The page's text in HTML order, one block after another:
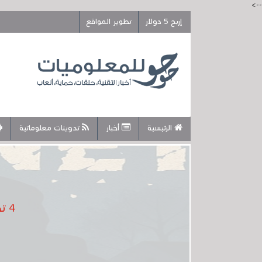
-->
إربح 5 دولار
تطوير المواقع
الرئيسية أخبار تدوينات معلوماتية
4 تطبيقات للتواصل بدون إنترنت عندما ينقطع الكهرباء والإنترنت